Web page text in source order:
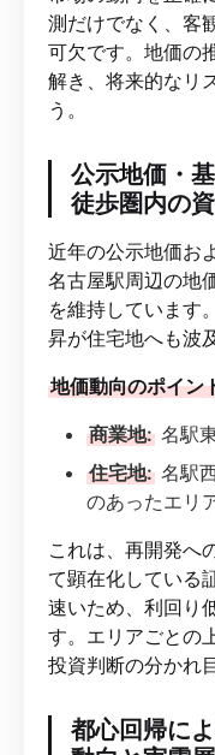
測だけでなく、客
可欠です。地価の
解き、将来的なリ
う。
公示地価・
徒歩圏内の
近年の公示地価お
名古屋駅周辺の地
を維持しています
昇が住宅地へも波
地価動向のポイン
商業地: 名駅
住宅地: 名駅
のあったエリ
これは、再開発へ
て顕在化している
速いため、利回り
す。エリアごとの
投資判断の分かれ
都心回帰に